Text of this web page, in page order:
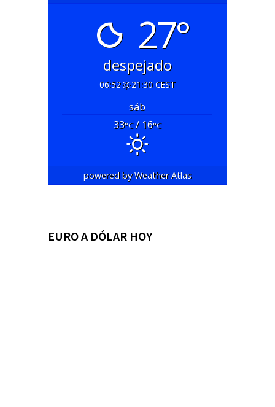
27°
despejado
06:52 21:30 CEST
sáb
33°C/ 16°C
powered byWeather Atlas
EURO A DÓLAR HOY